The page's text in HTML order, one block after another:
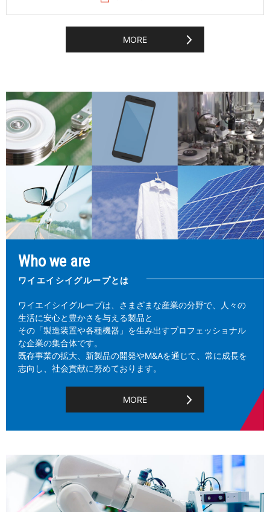
MORE
Who we are
ワイエイシイグループとは
ワイエイシイグループは、さまざまな産業の分野で、人々の
生活に安心と豊かさを与える製品と
その「製造装置や各種機器」を生み出すプロフェッショナル
な企業の集合体です。
既存事業の拡大、新製品の開発やM&Aを通じて、常に成長を
志向し、社会貢献に努めております。
MORE